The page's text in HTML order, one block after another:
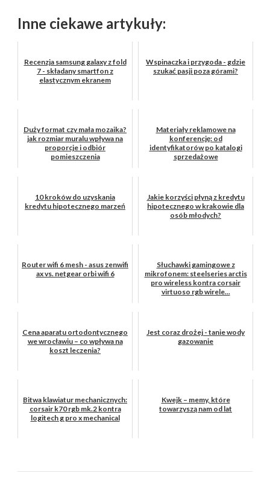
Inne ciekawe artykuły:
Recenzja samsung galaxy z fold
7 - składany smartfon z
elastycznym ekranem
Wspinaczka i przygoda - gdzie
szukać pasji poza górami?
Duży format czy mała mozaika?
jak rozmiar muralu wpływa na
proporcje i odbiór
pomieszczenia
Materiały reklamowe na
konferencję: od
identyfikatorów po katalogi
sprzedażowe
10 kroków do uzyskania
kredytu hipotecznego marzeń
Jakie korzyści płyną z kredytu
hipotecznego w krakowie dla
osób młodych?
Router wifi 6 mesh - asus zenwifi
ax vs. netgear orbi wifi 6
Słuchawki gamingowe z
mikrofonem: steelseries arctis
pro wireless kontra corsair
virtuoso rgb wirele...
Cena aparatu ortodontycznego
we wrocławiu – co wpływa na
koszt leczenia?
Jest coraz drożej - tanie wody
gazowanie
Bitwa klawiatur mechanicznych:
corsair k70 rgb mk.2 kontra
logitech g pro x mechanical
Kwejk – memy, które
towarzyszą nam od lat